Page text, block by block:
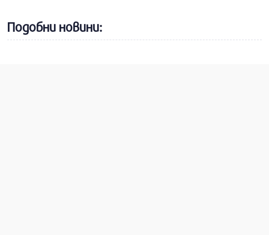
Подобни новини: